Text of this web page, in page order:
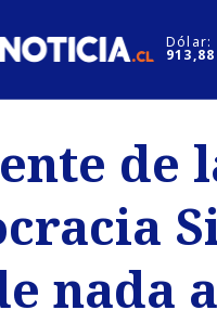
Dólar:
913,88
Motores
de
nada